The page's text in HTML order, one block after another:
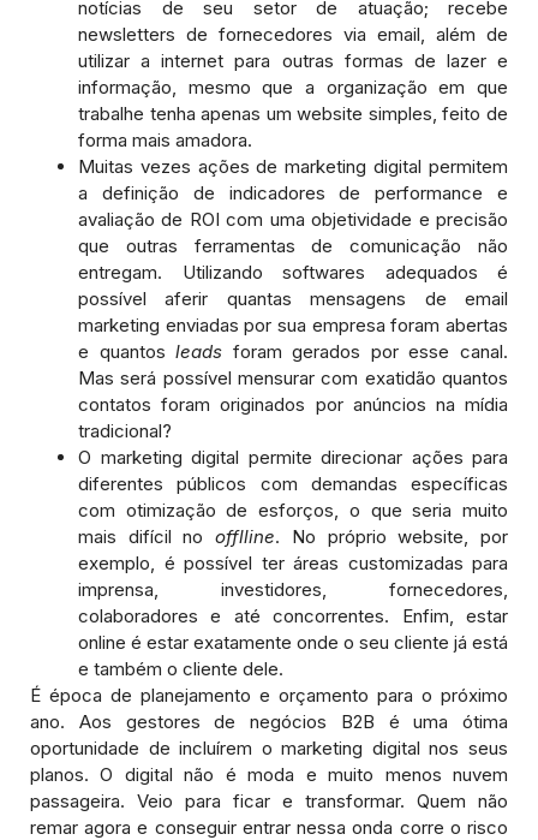
notícias de seu setor de atuação; recebe
newsletters de fornecedores via email, além de
utilizar a internet para outras formas de lazer e
informação, mesmo que a organização em que
trabalhe tenha apenas um website simples, feito de
forma mais amadora.
Muitas vezes ações de marketing digital permitem
a definição de indicadores de performance e
avaliação de ROI com uma objetividade e precisão
que outras ferramentas de comunicação não
entregam. Utilizando softwares adequados é
possível aferir quantas mensagens de email
marketing enviadas por sua empresa foram abertas
e quantosleads foram gerados por esse canal.
Mas será possível mensurar com exatidão quantos
contatos foram originados por anúncios na mídia
tradicional?
O marketing digital permite direcionar ações para
diferentes públicos com demandas específicas
com otimização de esforços, o que seria muito
mais difícil noofflline. No próprio website, por
exemplo, é possível ter áreas customizadas para
imprensa, investidores, fornecedores,
colaboradores e até concorrentes. Enfim, estar
online é estar exatamente onde o seu cliente já está
e também o cliente dele.
É época de planejamento e orçamento para o próximo
ano. Aos gestores de negócios B2B é uma ótima
oportunidade de incluírem o marketing digital nos seus
planos. O digital não é moda e muito menos nuvem
passageira. Veio para ficar e transformar. Quem não
remar agora e conseguir entrar nessa onda corre o risco